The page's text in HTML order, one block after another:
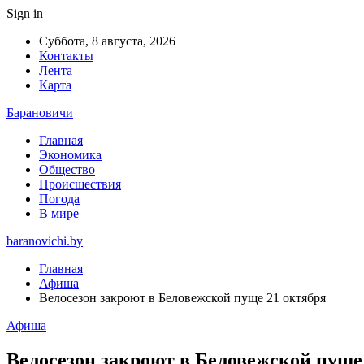
Sign in
Суббота, 8 августа, 2026
Контакты
Лента
Карта
Барановичи
Главная
Экономика
Общество
Происшествия
Погода
В мире
baranovichi.by
Главная
Афиша
Велосезон закроют в Беловежской пуще 21 октября
Афиша